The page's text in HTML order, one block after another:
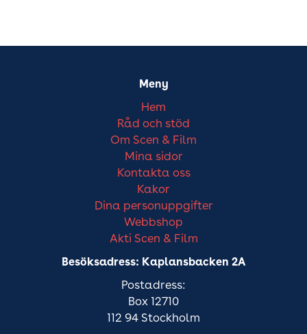
Meny
Hem
Råd och stöd
Om Scen & Film
Mina sidor
Kontakta oss
Kakor
Dina personuppgifter
Webbshop
Akti Scen & Film
Besöksadress: Kaplansbacken 2A
Postadress:
Box 12710
112 94 Stockholm